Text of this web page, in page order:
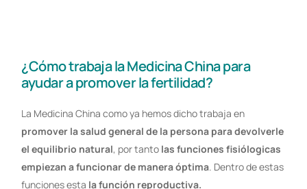
¿Cómo trabaja la Medicina China para
ayudar a promover la fertilidad?
La Medicina China como ya hemos dicho trabaja en
promover la salud general de la persona para devolverle
el equilibrio natural, por tanto las funciones fisiólogicas
empiezan a funcionar de manera óptima. Dentro de estas
funciones esta la función reproductiva.